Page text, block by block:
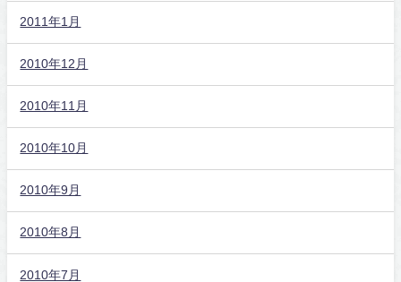
2011年1月
2010年12月
2010年11月
2010年10月
2010年9月
2010年8月
2010年7月